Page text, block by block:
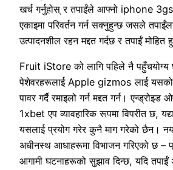
खर्च गर्नुहोस् र तपाईंले आफ्नो iphone
एकाइमा परिवर्तन गर्न सक्नुहुन्छ जसले
उत्पादनशील रहन मद्दत गर्दछ र तपाईं
Fruit iStore को लागि पहिले नै पहुँचयोग्य
पेशेवरहरूलाई Apple gizmos लाई
पावर गर्दै रमाइलो गर्न मद्दत गर्न।
1xbet एप व्यावहारिक रूपमा विपरीत छ,
यसलाई प्रयोग गरेर कुनै माग गरेको छैन।
अधीनस्थ आधाहरूमा विभाजन गरिएको छ –
आगामी घटनाहरूको सुझाव दिन्छ, यदि